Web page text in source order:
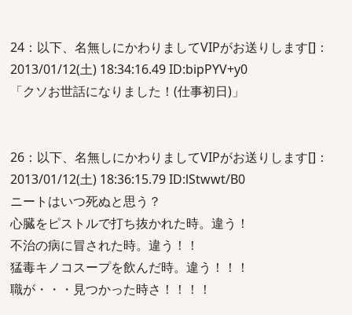
24：以下、名無しにかわりましてVIPがお送りします[]：
2013/01/12(土) 18:34:16.49 ID:bipPYV+y0
「クソお世話になりました！(仕事初日)」
26：以下、名無しにかわりましてVIPがお送りします[]：
2013/01/12(土) 18:36:15.79 ID:lStwwt/B0
ニートはいつ死ぬと思う？
心臓をピストルで打ち抜かれた時。違う！
不治の病に冒された時。違う！！
猛毒キノコスープを飲んだ時。違う！！！
職が・・・見つかった時さ！！！！